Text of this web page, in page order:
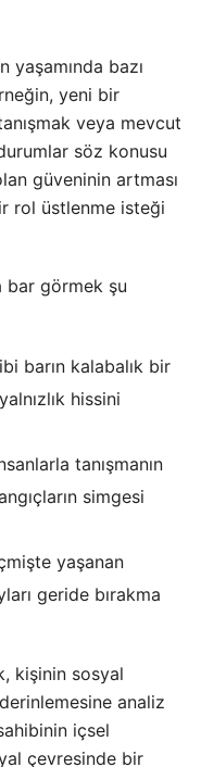
yaşamında bazı
yeni bir
veya mevcut
söz konusu
güveninin artması
rol üstlenme isteği
bar görmek şu
barın kalabalık bir
hissini
tanışmanın
simgesi
yaşanan
geride bırakma
kişinin sosyal
analiz
içsel
çevresinde bir